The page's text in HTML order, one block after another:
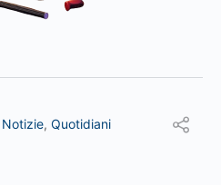
Notizie, Quotidiani